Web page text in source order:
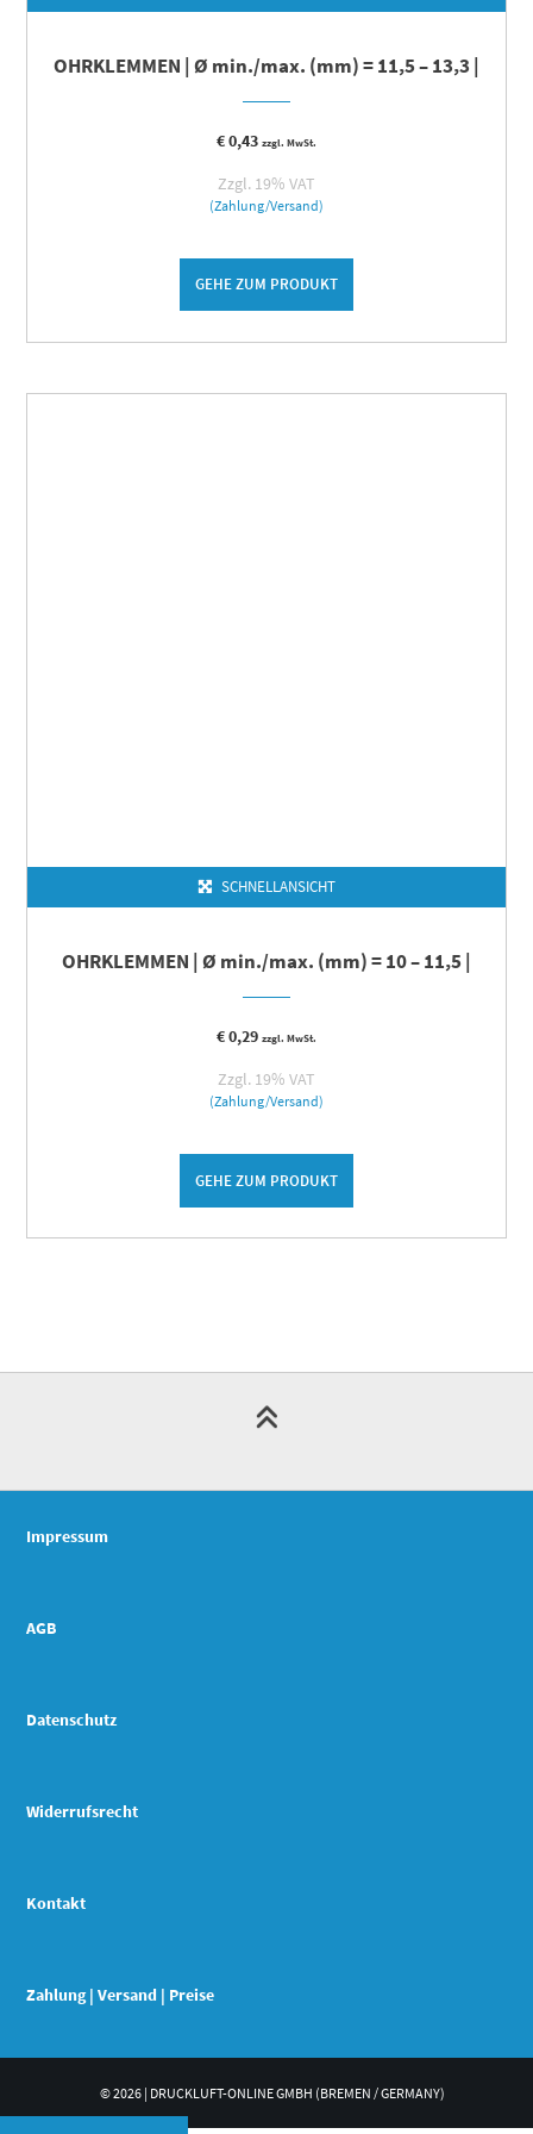
OHRKLEMMEN | Ø min./max. (mm) = 11,5 – 13,3 |
€0,43 zzgl. MwSt.
Zzgl. 19% VAT
(Zahlung/Versand)
GEHE ZUM PRODUKT
SCHNELLANSICHT
OHRKLEMMEN | Ø min./max. (mm) = 10 – 11,5 |
€0,29 zzgl. MwSt.
Zzgl. 19% VAT
(Zahlung/Versand)
GEHE ZUM PRODUKT
Impressum
AGB
Datenschutz
Widerrufsrecht
Kontakt
Zahlung | Versand | Preise
© 2026 | DRUCKLUFT-ONLINE GMBH (BREMEN / GERMANY)